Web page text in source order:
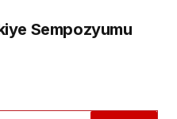
Sempozyumu